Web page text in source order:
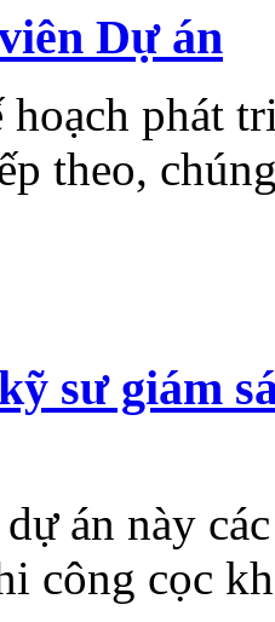
Dự án
phát
theo,
sư giám
án này
công cọc